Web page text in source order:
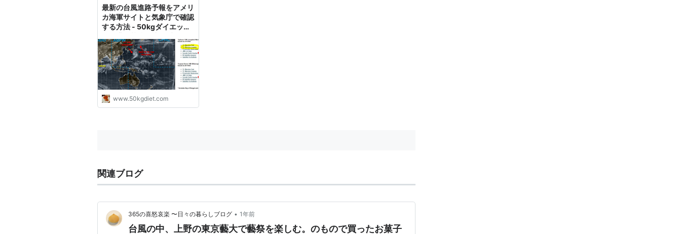
号」...
最新の台風進路予報をアメリ
カ海軍サイトと気象庁で確認
する方法 - 50kgダイエット
www.50kgdiet.com
関連ブログ
365の喜怒哀楽 〜日々の暮らしブログ • 1年前
台風の中、上野の東京藝大で藝祭を楽しむ。のもので買ったお菓子